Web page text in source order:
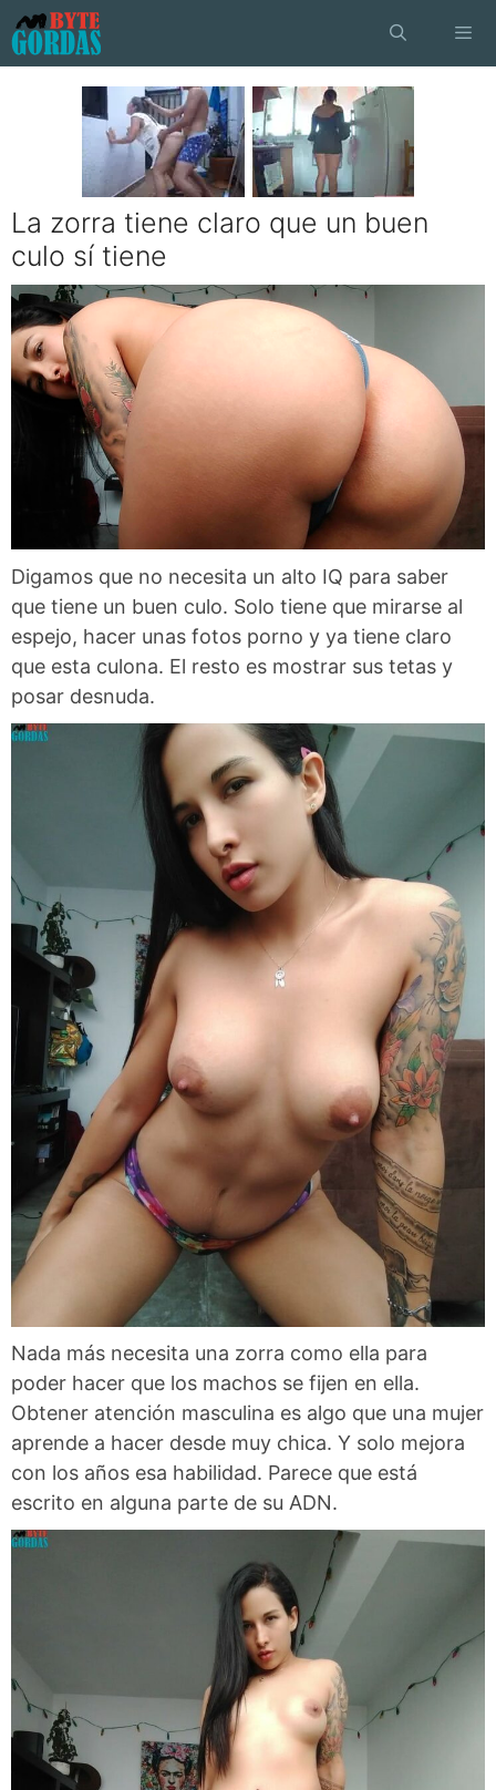
Saltar
al
contenido
La zorra tiene claro que un buen
culo sí tiene
Digamos que no necesita un alto IQ para saber
que tiene un buen culo. Solo tiene que mirarse al
espejo, hacer unas fotos porno y ya tiene claro
que esta culona. El resto es mostrar sus tetas y
posar desnuda.
Nada más necesita una zorra como ella para
poder hacer que los machos se fijen en ella.
Obtener atención masculina es algo que una mujer
aprende a hacer desde muy chica. Y solo mejora
con los años esa habilidad. Parece que está
escrito en alguna parte de su ADN.